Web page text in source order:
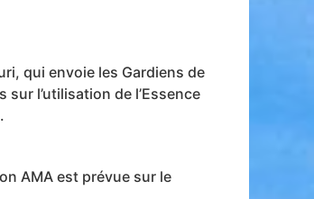
qui envoie les Gardiens de
l’utilisation de l’Essence
AMA est prévue sur le